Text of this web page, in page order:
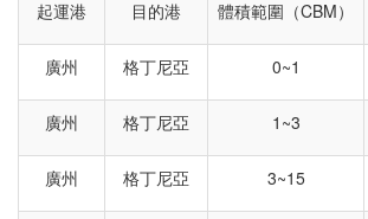
起運港 目的港 體積範圍（CBM）
廣州 格丁尼亞 0~1
廣州 格丁尼亞 1~3
廣州 格丁尼亞 3~15